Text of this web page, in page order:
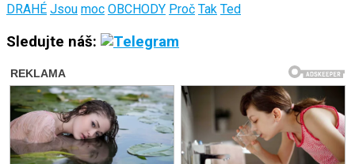
DRAHÉ Jsou moc OBCHODY Proč Tak Ted
Sledujte náš: